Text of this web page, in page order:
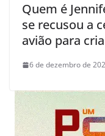
Quem é
se recusou a
avião para
6 de dezembro de